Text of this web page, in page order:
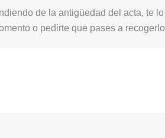
de la antigüedad del acta, te
o pedirte que pases a